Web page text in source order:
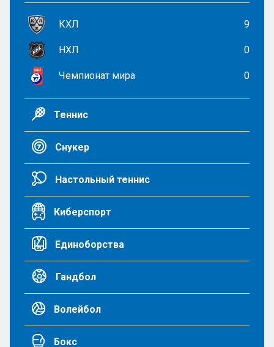
КХЛ 9
НХЛ 0
Чемпионат мира 0
Теннис
Снукер
Настольный теннис
Киберспорт
Единоборства
Гандбол
Волейбол
Бокс